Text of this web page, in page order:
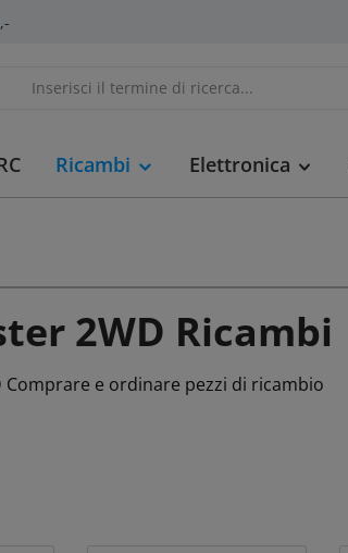
Ricambi Elettronica
2WD Ricambi
Comprare e ordinare pezzi di ricambio